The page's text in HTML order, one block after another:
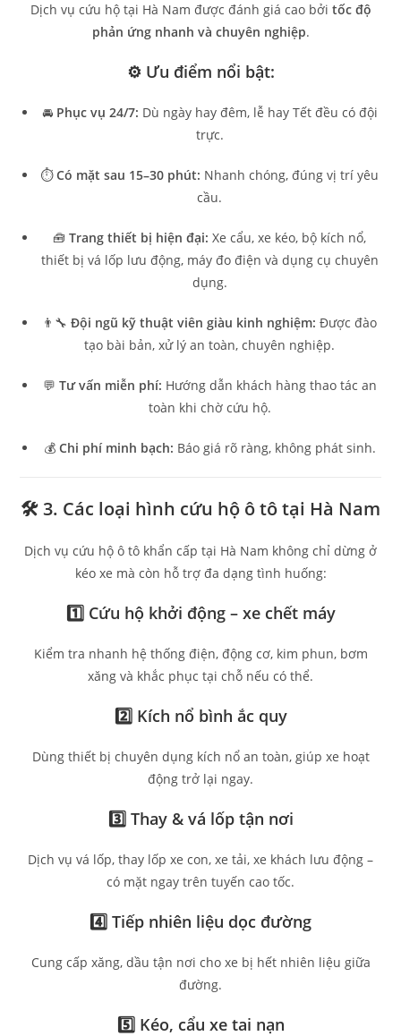
Dịch vụ cứu hộ tại Hà Nam được đánh giá cao bởi tốc độ
phản ứng nhanh và chuyên nghiệp.
⚙️ Ưu điểm nổi bật:
🚘 Phục vụ 24/7: Dù ngày hay đêm, lễ hay Tết đều có đội
trực.
⏱️Có mặt sau 15–30 phút: Nhanh chóng, đúng vị trí yêu
cầu.
🧰 Trang thiết bị hiện đại: Xe cẩu, xe kéo, bộ kích nổ,
thiết bị vá lốp lưu động, máy đo điện và dụng cụ chuyên
dụng.
👨‍🔧 Đội ngũ kỹ thuật viên giàu kinh nghiệm: Được đào
tạo bài bản, xử lý an toàn, chuyên nghiệp.
💬 Tư vấn miễn phí: Hướng dẫn khách hàng thao tác an
toàn khi chờ cứu hộ.
💰 Chi phí minh bạch: Báo giá rõ ràng, không phát sinh.
🛠️ 3. Các loại hình cứu hộ ô tô tại Hà Nam
Dịch vụ cứu hộ ô tô khẩn cấp tại Hà Nam không chỉ dừng ở
kéo xe mà còn hỗ trợ đa dạng tình huống:
1️⃣ Cứu hộ khởi động – xe chết máy
Kiểm tra nhanh hệ thống điện, động cơ, kim phun, bơm
xăng và khắc phục tại chỗ nếu có thể.
2️⃣ Kích nổ bình ắc quy
Dùng thiết bị chuyên dụng kích nổ an toàn, giúp xe hoạt
động trở lại ngay.
3️⃣ Thay & vá lốp tận nơi
Dịch vụ vá lốp, thay lốp xe con, xe tải, xe khách lưu động –
có mặt ngay trên tuyến cao tốc.
4️⃣ Tiếp nhiên liệu dọc đường
Cung cấp xăng, dầu tận nơi cho xe bị hết nhiên liệu giữa
đường.
5️⃣ Kéo, cẩu xe tai nạn